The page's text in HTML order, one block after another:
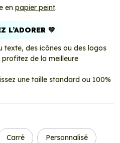
en papier peint.
L’ADORER 💚
texte, des icônes ou des logos
profitez de la meilleure
une taille standard ou 100%
Carré Personnalisé